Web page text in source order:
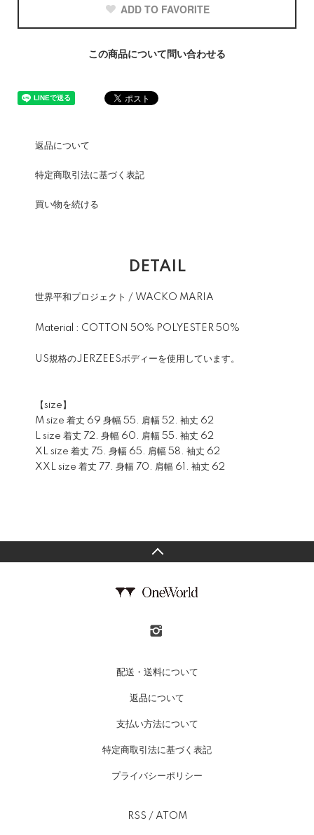
ADD TO FAVORITE
この商品について問い合わせる
返品について
特定商取引法に基づく表記
買い物を続ける
DETAIL
世界平和プロジェクト / WACKO MARIA
Material : COTTON 50% POLYESTER 50%
US規格のJERZEESボディーを使用しています。
【size】
M size 着丈 69 身幅 55. 肩幅 52. 袖丈 62
L size 着丈 72. 身幅 60. 肩幅 55. 袖丈 62
XL size 着丈 75. 身幅 65. 肩幅 58. 袖丈 62
XXL size 着丈 77. 身幅 70. 肩幅 61. 袖丈 62
配送・送料について
返品について
支払い方法について
特定商取引法に基づく表記
プライバシーポリシー
RSS / ATOM